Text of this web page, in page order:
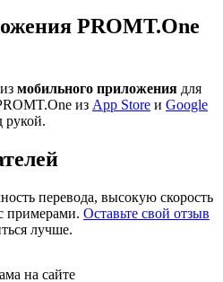
PROMT.One
мобильного приложения для
из App Store и Google
рукой.
перевода, высокую скорость
примерами. Оставьте свой отзыв
лучше.